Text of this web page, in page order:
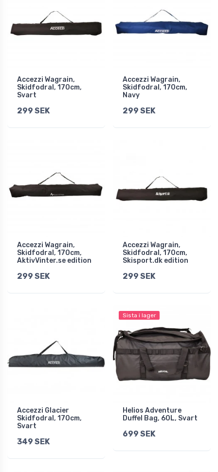
Accezzi Wagrain,
Skidfodral, 170cm,
Svart
299 SEK
Accezzi Wagrain,
Skidfodral, 170cm,
Navy
299 SEK
Accezzi Wagrain,
Skidfodral, 170cm,
AktivVinter.se edition
299 SEK
Accezzi Wagrain,
Skidfodral, 170cm,
Skisport.dk edition
299 SEK
Accezzi Glacier
Skidfodral, 170cm,
Svart
349 SEK
Sista i lager
Helios Adventure
Duffel Bag, 60L, Svart
699 SEK